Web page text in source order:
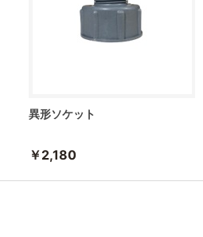
異形ソケット
￥2,180